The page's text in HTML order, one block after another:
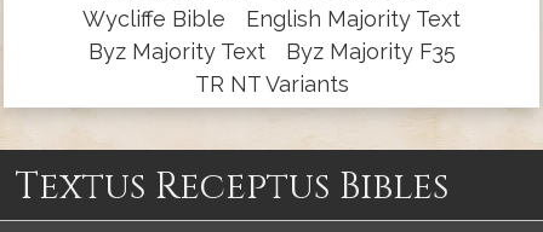
Wycliffe Bible
English Majority Text
Byz Majority Text
Byz Majority F35
TR NT Variants
Textus Receptus Bibles